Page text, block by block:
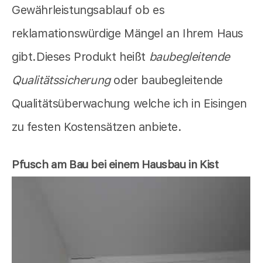
Gewährleistungsablauf ob es
reklamationswürdige Mängel an Ihrem Haus
gibt.Dieses Produkt heißt baubegleitende
Qualitätssicherung oder baubegleitende
Qualitätsüberwachung welche ich in Eisingen
zu festen Kostensätzen anbiete.
Pfusch am Bau bei einem Hausbau in Kist